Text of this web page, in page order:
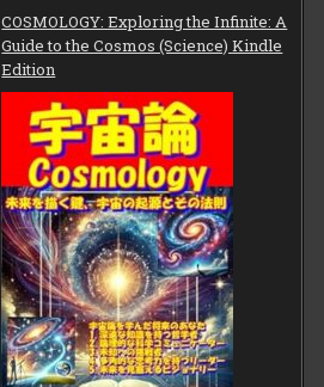
COSMOLOGY: Exploring the Infinite: A
Guide to the Cosmos (Science) Kindle
Edition